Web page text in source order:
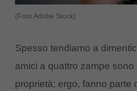
(Foto Adobe Stock)
Spesso tendiamo a
amici a quattro zampe sono
proprietà; ergo, fanno parte